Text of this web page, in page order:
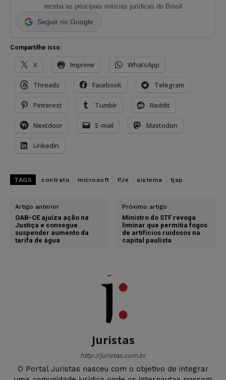
receba as principais notícias jurídicas do Brasil
Seguir no Google
Compartilhe isso:
X Imprimir WhatsApp
Threads Facebook Telegram
Pinterest Tumblr Reddit
Nextdoor E-mail Mastodon
LinkedIn
TAGS contrato microsoft PJe sistema tjsp
Artigo anterior
OAB-CE ajuíza ação na
Justiça e consegue
suspender aumento da
tarifa de água
Próximo artigo
Ministro do STF revoga
liminar que permitia fogos
de artifícios ruidosos na
capital paulista
Juristas
http://juristas.com.br
O Portal Juristas nasceu com o objetivo de integrar